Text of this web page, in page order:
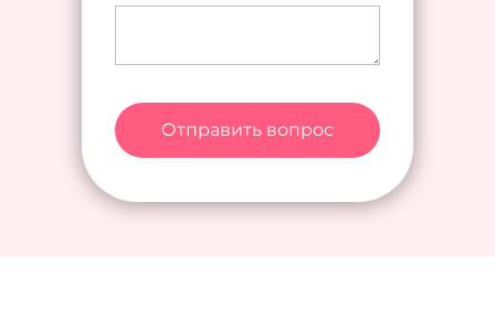
Отправить вопрос